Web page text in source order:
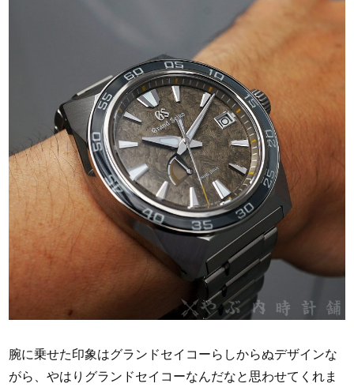
腕に乗せた印象はグランドセイコーらしからぬデザインな
がら、やはりグランドセイコーなんだなと思わせてくれま